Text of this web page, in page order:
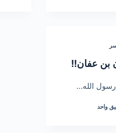
بن عفان!!
رسول الله…
واحد